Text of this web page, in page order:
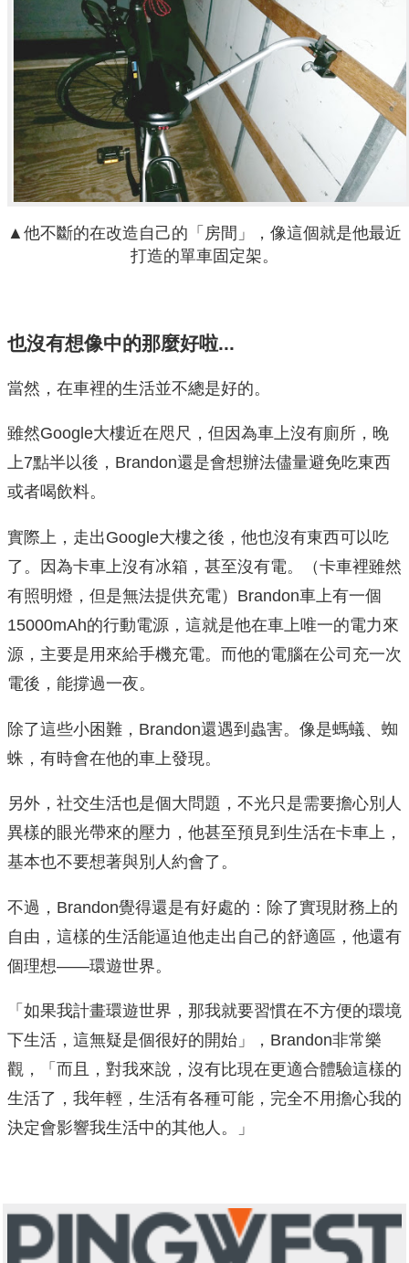
▲他不斷的在改造自己的「房間」，像這個就是他最近
打造的單車固定架。
也沒有想像中的那麼好啦...
當然，在車裡的生活並不總是好的。
雖然Google大樓近在咫尺，但因為車上沒有廁所，晚
上7點半以後，Brandon還是會想辦法儘量避免吃東西
或者喝飲料。
實際上，走出Google大樓之後，他也沒有東西可以吃
了。因為卡車上沒有冰箱，甚至沒有電。（卡車裡雖然
有照明燈，但是無法提供充電）Brandon車上有一個
15000mAh的行動電源，這就是他在車上唯一的電力來
源，主要是用來給手機充電。而他的電腦在公司充一次
電後，能撐過一夜。
除了這些小困難，Brandon還遇到蟲害。像是螞蟻、蜘
蛛，有時會在他的車上發現。
另外，社交生活也是個大問題，不光只是需要擔心別人
異樣的眼光帶來的壓力，他甚至預見到生活在卡車上，
基本也不要想著與別人約會了。
不過，Brandon覺得還是有好處的：除了實現財務上的
自由，這樣的生活能逼迫他走出自己的舒適區，他還有
個理想——環遊世界。
「如果我計畫環遊世界，那我就要習慣在不方便的環境
下生活，這無疑是個很好的開始」，Brandon非常樂
觀，「而且，對我來說，沒有比現在更適合體驗這樣的
生活了，我年輕，生活有各種可能，完全不用擔心我的
決定會影響我生活中的其他人。」